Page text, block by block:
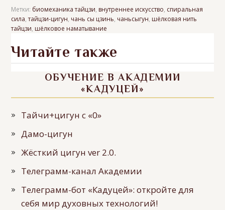
Метки: биомеханика тайцзи, внутреннее искусство, спиральная
сила,тайцзи-цигун, чань сы цзинь, чаньсыгун, шёлковая нить
тайцзи, шёлковое наматывание
Читайте также
ОБУЧЕНИЕ В АКАДЕМИИ
«КАДУЦЕЙ»
Тайчи+цигун с «0»
Дамо-цигун
Жёсткий цигун ver 2.0.
Телеграмм-канал Академии
Телеграмм-бот «Кадуцей»: откройте для
себя мир духовных технологий!